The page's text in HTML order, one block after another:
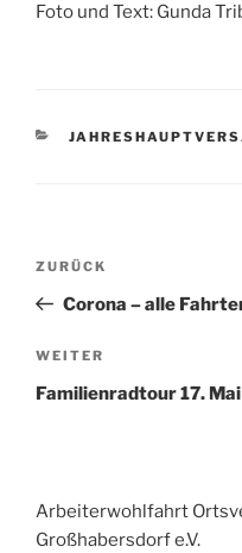
Foto und Text: Gunda
KATEGORIEN
Beitragsnavigation
Vorheriger
Beitrag
ZURÜCK
Corona – alle
Nächster
Beitrag
WEITER
Familienradtour 17.
Arbeiterwohlfahrt
Großhabersdorf e.V.